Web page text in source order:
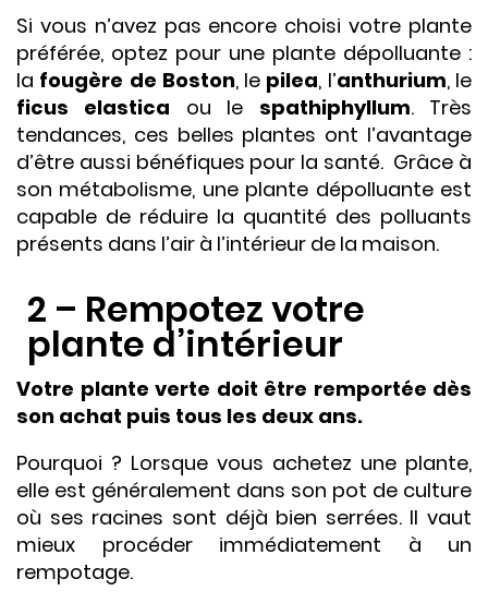
Si vous n’avez pas encore choisi votre plante
préférée, optez pour une plante dépolluante :
la fougère de Boston, le pilea, l’anthurium, le
ficus elastica ou le spathiphyllum. Très
tendances, ces belles plantes ont l’avantage
d’être aussi bénéfiques pour la santé. Grâce à
son métabolisme, une plante dépolluante est
capable de réduire la quantité des polluants
présents dans l’air à l’intérieur de la maison.
2 – Rempotez votre
plante d’intérieur
Votre plante verte doit être remportée dès
son achat puis tous les deux ans.
Pourquoi ? Lorsque vous achetez une plante,
elle est généralement dans son pot de culture
où ses racines sont déjà bien serrées. Il vaut
mieux procéder immédiatement à un
rempotage.